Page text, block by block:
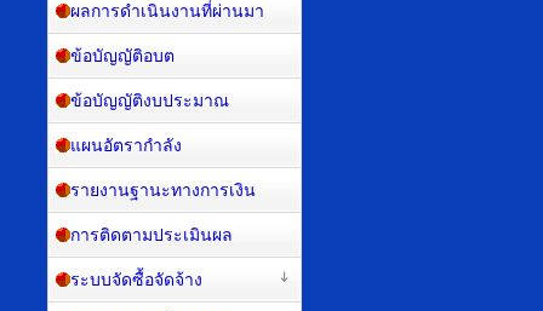
ผลการดำเนินงานที่ผ่านมา
ข้อบัญญัติอบต
ข้อบัญญัติงบประมาณ
แผนอัตรากำลัง
รายงานฐานะทางการเงิน
การติดตามประเมินผล
ระบบจัดซื้อจัดจ้าง